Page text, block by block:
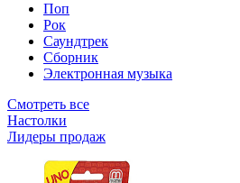
Поп
Рок
Саундтрек
Сборник
Электронная музыка
Смотреть все
Настолки
Лидеры продаж